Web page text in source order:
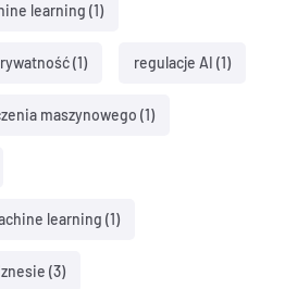
learning (1)
(1) regulacje AI (1)
maszynowego (1)
learning (1)
(3)